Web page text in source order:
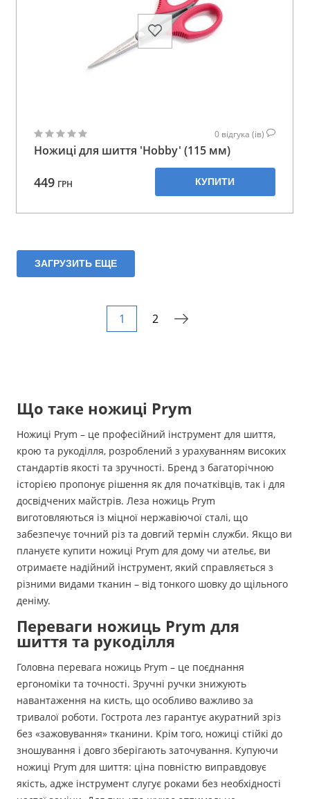
Що таке ножиці Prym
Ножиці Prym – це професійний інструмент для шиття,
крою та рукоділля, розроблений з урахуванням високих
стандартів якості та зручності. Бренд з багаторічною
історією пропонує рішення як для початківців, так і для
досвідчених майстрів. Леза ножиць Prym
виготовляються із міцної нержавіючої сталі, що
забезпечує точний різ та довгий термін служби. Якщо ви
плануєте купити ножиці Prym для дому чи ательє, ви
отримаєте надійний інструмент, який справляється з
різними видами тканин – від тонкого шовку до щільного
деніму.
Переваги ножиць Prym для
шиття та рукоділля
Головна перевага ножиць Prym – це поєднання
ергономіки та точності. Зручні ручки знижують
навантаження на кисть, що особливо важливо за
тривалої роботи. Гострота лез гарантує акуратний зріз
без «зажовування» тканини. Крім того, ножиці стійкі до
зношування і довго зберігають заточування. Купуючи
ножиці Prym для шиття: ціна повністю виправдовує
якість, адже інструмент слугує роками без необхідності
0 відгука (ів)
Ножиці для шиття 'Hobby' (115 мм)
449 ГРН КУПИТИ
ЗАГРУЗИТЬ ЕЩЕ
1 2